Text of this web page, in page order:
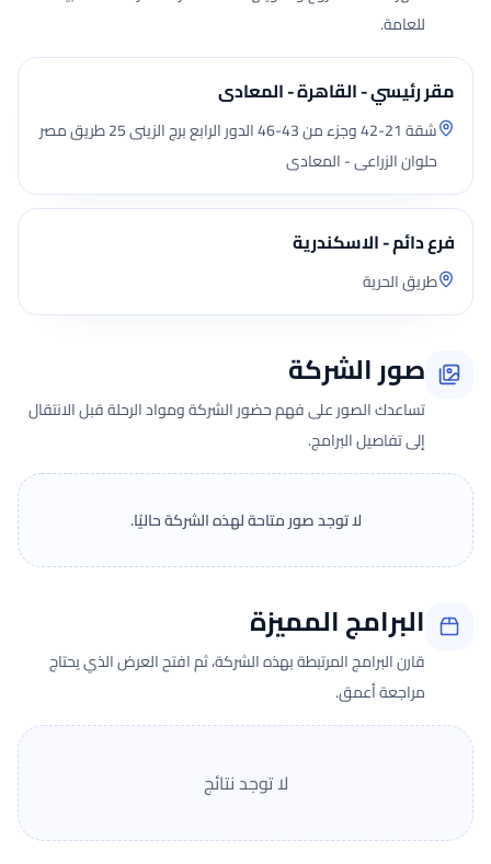
للعامة.
مقر رئيسي - القاهرة - المعادى
شقة 21-42 وجزء من 43-46 الدور الرابع برج الزينى 25 طريق مصر
حلوان الزراعى - المعادى
فرع دائم - الاسكندرية
طريق الحرية
صور الشركة
تساعدك الصور على فهم حضور الشركة ومواد الرحلة قبل الانتقال
إلى تفاصيل البرامج.
لا توجد صور متاحة لهذه الشركة حاليًا.
البرامج المميزة
قارن البرامج المرتبطة بهذه الشركة، ثم افتح العرض الذي يحتاج
مراجعة أعمق.
لا توجد نتائج